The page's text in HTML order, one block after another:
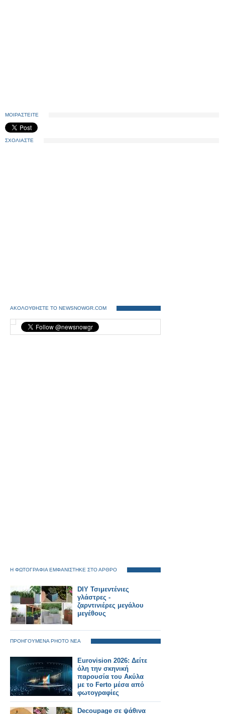
ΜΟΙΡΑΣΤΕΙΤΕ
ΣΧΟΛΙΑΣΤΕ
ΑΚΟΛΟΥΘΗΣΤΕ ΤΟ NEWSNOWGR.COM
Η ΦΩΤΟΓΡΑΦΙΑ ΕΜΦΑΝΙΣΤΗΚΕ ΣΤΟ ΑΡΘΡΟ
DIY Τσιμεντένιες
γλάστρες -
ζαρντινιέρες μεγάλου
μεγέθους
ΠΡΟΗΓΟΥΜΕΝΑ PHOTO ΝΕΑ
Eurovision 2026: Δείτε
όλη την σκηνική
παρουσία του Ακύλα
με το Ferto μέσα από
φωτογραφίες
Decoupage σε ψάθινα